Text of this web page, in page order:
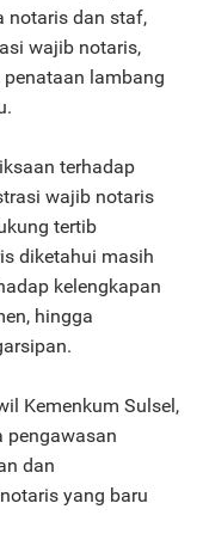
notaris dan staf,
wajib notaris,
lambang
terhadap
wajib notaris
tertib
diketahui masih
kelengkapan
hingga
Kemenkum Sulsel,
pengawasan
dan
yang baru